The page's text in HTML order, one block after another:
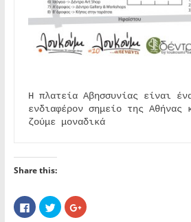
Η πλατεία Αβησσυνίας είναι
ενδιαφέρον σημείο της Αθήνας
ζούμε μοναδικά
Share this:
C
l
C
l
C
l